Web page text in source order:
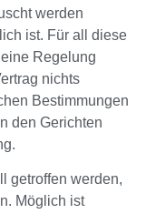
werden
ist. Für all diese
Regelung
nichts
Bestimmungen
den Gerichten
getroffen werden,
Möglich ist